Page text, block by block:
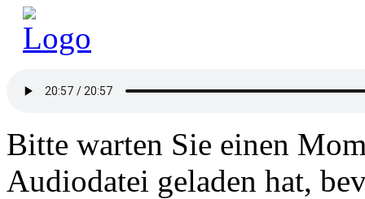
Bitte warten Sie einen
Audiodatei geladen hat,